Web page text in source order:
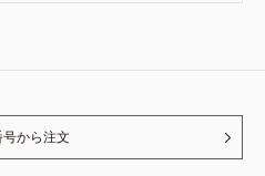
から注文